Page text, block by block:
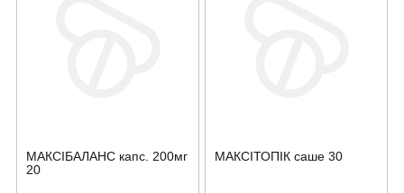
МАКСІБАЛАНС капс. 200мг
20
МАКСІТОПІК саше 30